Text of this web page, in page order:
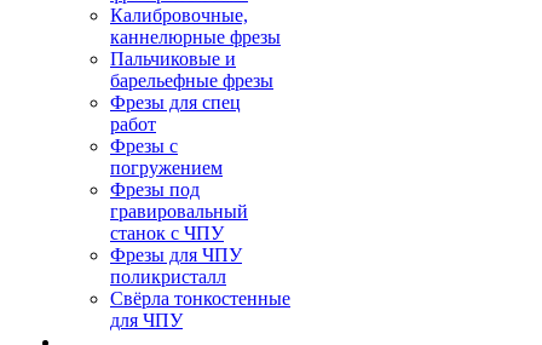
Калибровочные,
каннелюрные фрезы
Пальчиковые и
барельефные фрезы
Фрезы для спец
работ
Фрезы с
погружением
Фрезы под
гравировальный
станок с ЧПУ
Фрезы для ЧПУ
поликристалл
Свёрла тонкостенные
для ЧПУ